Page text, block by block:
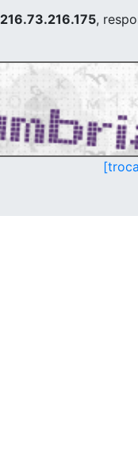
216.73.216.175,